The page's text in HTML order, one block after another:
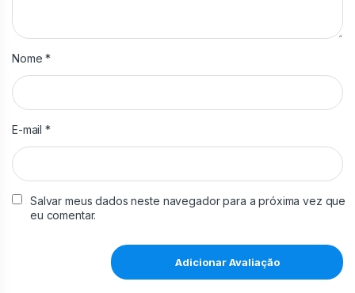
Nome*
E-mail*
Salvar meus dados neste navegador para a próxima vez que
eu comentar.